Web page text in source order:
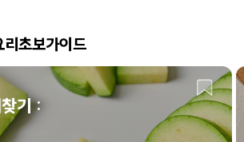
초보가이드
기 :